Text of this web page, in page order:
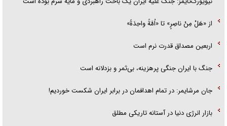
از «هَلْ مِنْ ناصِرٍ» تا «اُمَّةً واحِدَةً»
اربعین مصداق قدرت نرم است
جنگ با ایران جنگی پرهزینه، بی‌ثمر و بزدلانه است
جان مرشایمر: در تمام اهدافمان در برابر ایران شکست خوردیم!
بازار انرژی دنیا در آستانه تاریکی مطلق